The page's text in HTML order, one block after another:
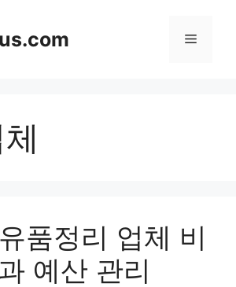
Menu
품정리 업체 비
예산 관리